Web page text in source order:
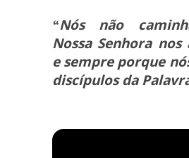
“Nós não
Nossa Senhora
e sempre porque
discípulos da